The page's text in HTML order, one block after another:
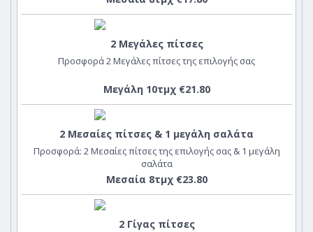
2 Μεγάλες πίτσες
Προσφορά 2 Μεγάλες πίτσες της επιλογής σας
Μεγάλη 10τμχ €21.80
2 Μεσαίες πίτσες & 1 μεγάλη σαλάτα
Προσφορά: 2 Μεσαίες πίτσες της επιλογής σας & 1 μεγάλη
σαλάτα
Μεσαία 8τμχ €23.80
2 Γίγας πίτσες